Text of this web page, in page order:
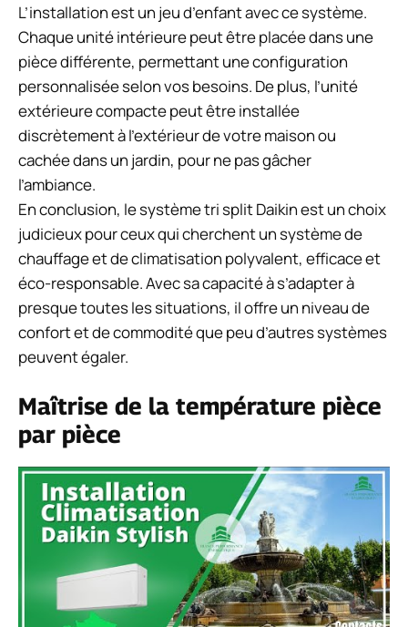
L’installation est un jeu d’enfant avec ce système.
Chaque unité intérieure peut être placée dans une
pièce différente, permettant une configuration
personnalisée selon vos besoins. De plus, l’unité
extérieure compacte peut être installée
discrètement à l’extérieur de votre maison ou
cachée dans un jardin, pour ne pas gâcher
l’ambiance.
En conclusion, le système tri split Daikin est un choix
judicieux pour ceux qui cherchent un système de
chauffage et de climatisation polyvalent, efficace et
éco-responsable. Avec sa capacité à s’adapter à
presque toutes les situations, il offre un niveau de
confort et de commodité que peu d’autres systèmes
peuvent égaler.
Maîtrise de la température pièce
par pièce